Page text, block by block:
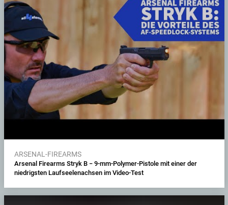
ARSENAL-FIREARMS
Arsenal Firearms Stryk B − 9-mm-Polymer-Pistole mit einer der
niedrigsten Laufseelenachsen im Video-Test